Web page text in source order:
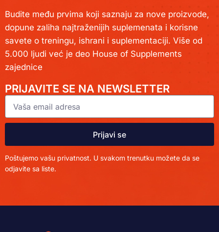
Budite među prvima koji saznaju za nove proizvode,
dopune zaliha najtraženijih suplemenata i korisne
savete o treningu, ishrani i suplementaciji. Više od
5.000 ljudi već je deo House of Supplements
zajednice
PRIJAVITE SE NA NEWSLETTER
Prijavi se
Poštujemo vašu privatnost. U svakom trenutku možete da se
odjavite sa liste.